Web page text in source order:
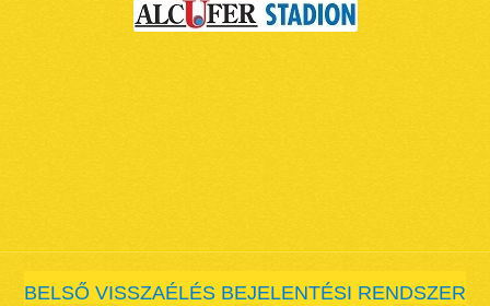
BELSŐ VISSZAÉLÉS BEJELENTÉSI RENDSZER